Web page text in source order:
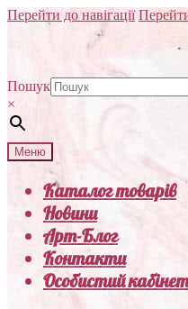
Перейти до навігації
Пошук
×
Меню
Каталог товарів
Новини
Арт-Блог
Контакти
Особистий кабінет